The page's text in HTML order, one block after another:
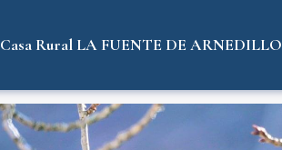
Casa Rural LA FUENTE DE ARNEDILLO